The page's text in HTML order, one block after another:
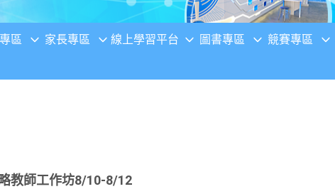
區 家長專區 線上學習平台 圖書專區 競賽專區
教師工作坊8/10-8/12